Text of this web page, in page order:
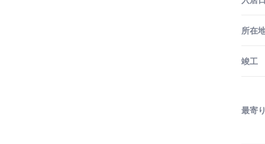
所在
竣工
最寄